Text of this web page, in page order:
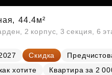
44.4м²
2 корпус, 3 секция, 6
Скидка
хотите
Квартира за 2